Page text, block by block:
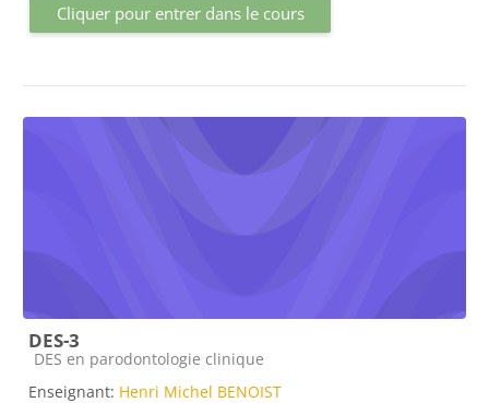
Cliquer pour entrer dans le cours
DES-3
Catégorie de cours
DES en parodontologie clinique
Enseignant: Henri Michel BENOIST